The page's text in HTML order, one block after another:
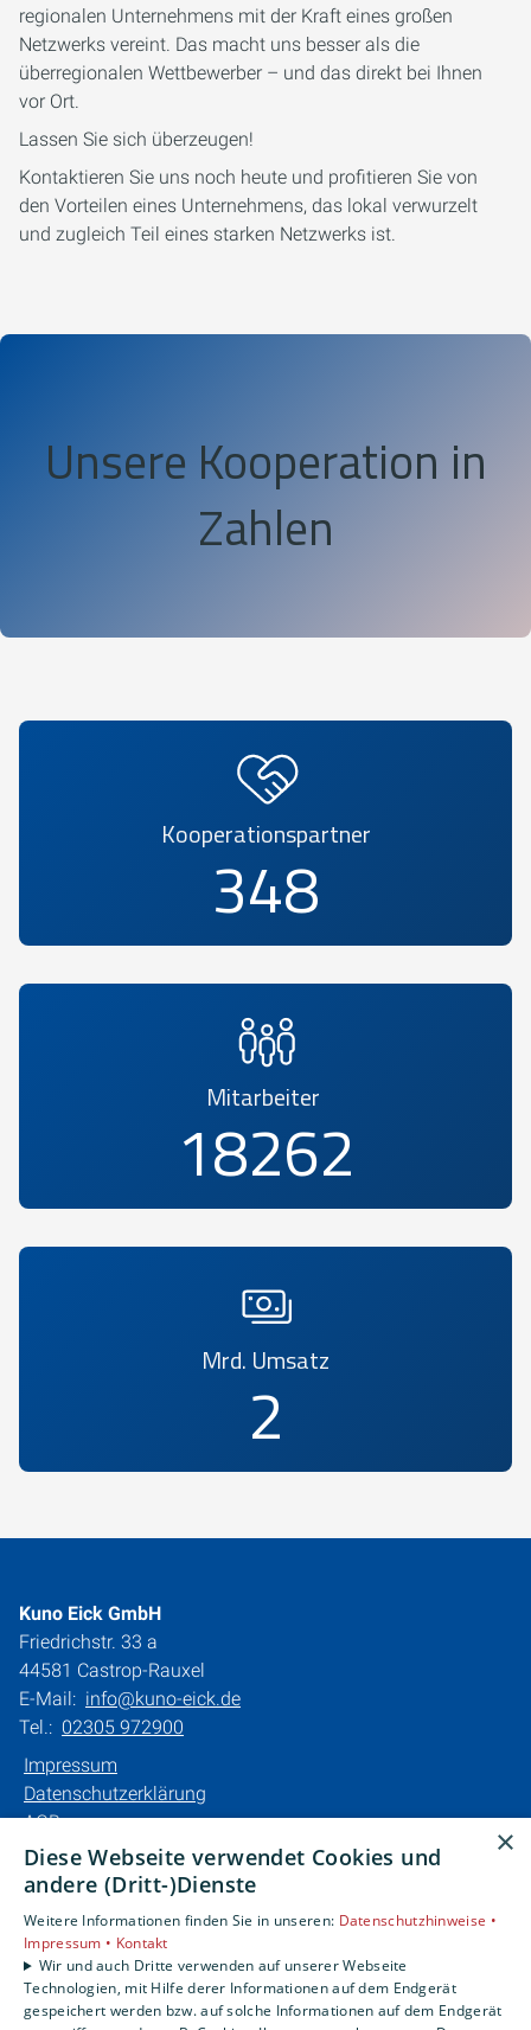
regionalen Unternehmens mit der Kraft eines großen
Netzwerks vereint. Das macht uns besser als die
überregionalen Wettbewerber – und das direkt bei Ihnen
vor Ort.
Lassen Sie sich überzeugen!
Kontaktieren Sie uns noch heute und profitieren Sie von
den Vorteilen eines Unternehmens, das lokal verwurzelt
und zugleich Teil eines starken Netzwerks ist.
Unsere Kooperation in
Zahlen
390
Kooperationspartner
20455
Mitarbeiter
2
Mrd. Umsatz
Kuno Eick GmbH
Friedrichstr. 33 a
44581 Castrop-Rauxel
E-Mail: info@kuno-eick.de
Tel.: 02305 972900
Impressum
Datenschutzerklärung
AGB
Barrierefreiheitserklärung
Privatkunden
Karriere
Unternehmen
Kontakt
×
Diese Webseite verwendet Cookies und
andere (Dritt-)Dienste
Weitere Informationen finden Sie in unseren: Datenschutzhinweise •
Impressum • Kontakt
Wir und auch Dritte verwenden auf unserer Webseite
Technologien, mit Hilfe derer Informationen auf dem Endgerät
gespeichert werden bzw. auf solche Informationen auf dem Endgerät